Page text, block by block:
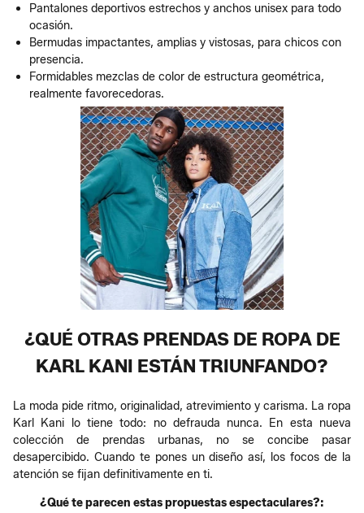
Pantalones deportivos estrechos y anchos unisex para todo
ocasión.
Bermudas impactantes, amplias y vistosas, para chicos con
presencia.
Formidables mezclas de color de estructura geométrica,
realmente favorecedoras.
¿QUÉ OTRAS PRENDAS DE ROPA DE
KARL KANI ESTÁN TRIUNFANDO?
La moda pide ritmo, originalidad, atrevimiento y carisma. La ropa
Karl Kani lo tiene todo: no defrauda nunca. En esta nueva
colección de prendas urbanas, no se concibe pasar
desapercibido. Cuando te pones un diseño así, los focos de la
atención se fijan definitivamente en ti.
¿Qué te parecen estas propuestas espectaculares?: